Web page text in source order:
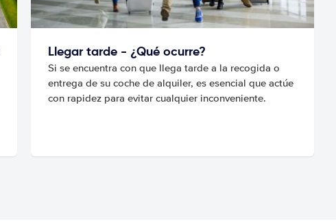
Llegar tarde - ¿Qué ocurre?
Si se encuentra con que llega tarde a la recogida o
entrega de su coche de alquiler, es esencial que actúe
con rapidez para evitar cualquier inconveniente.